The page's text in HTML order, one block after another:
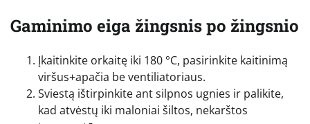
Gaminimo eiga žingsnis po žingsnio
Įkaitinkite orkaitę iki 180 °C, pasirinkite kaitinimą
viršus+apačia be ventiliatoriaus.
Sviestą ištirpinkite ant silpnos ugnies ir palikite,
kad atvėstų iki maloniai šiltos, nekarštos